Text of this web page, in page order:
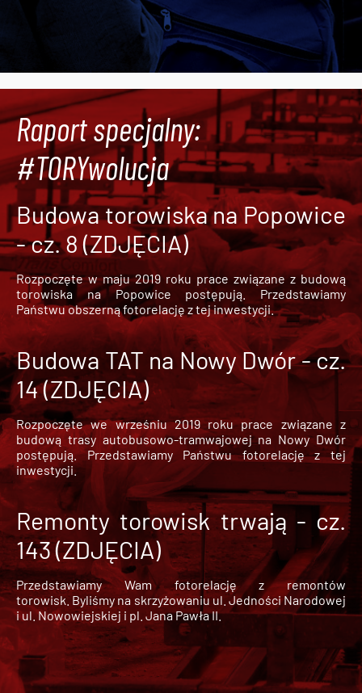
Raport specjalny:
#TORYwolucja
Budowa torowiska na Popowice
- cz. 8 (ZDJĘCIA)
Rozpoczęte w maju 2019 roku prace związane z budową
torowiska na Popowice
postępują. Przedstawiamy
Państwu obszerną fotorelację z tej inwestycji.
Budowa TAT na Nowy Dwór - cz.
14 (ZDJĘCIA)
Rozpoczęte we wrześniu 2019 roku prace związane z
budową trasy autobusowo-tramwajowej na Nowy Dwór
postępują. Przedstawiamy Państwu fotorelację z tej
inwestycji.
Remonty torowisk trwają - cz.
143 (ZDJĘCIA)
Przedstawiamy Wam fotorelację z remontów
torowisk. Byliśmy na skrzyżowaniu ul. Jedności Narodowej
i ul. Nowowiejskiej i pl. Jana Pawła II.